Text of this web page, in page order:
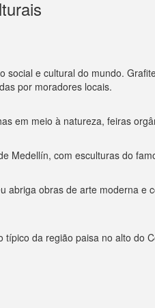
social e cultural do mundo.
por moradores locais.
em meio à natureza, feiras
Medellín, com esculturas do
abriga obras de arte moderna
típico da região paisa no alto do